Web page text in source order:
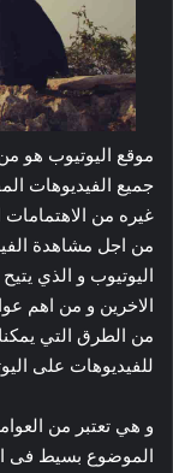
موقع اليوتيوب هو
جميع الفيديوهات
غيره من
من اجل مشاهدة
اليوتيوب و الذي
الاخرين و من اهم
من الطرق التي
للفيديوهات على
و هي تعتبر من
الموضوع بسيط فى